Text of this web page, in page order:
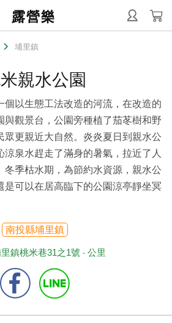
露營樂
埔里鎮
親水公園
個以生態工法改造的河流，在改造的
與觀景台，公園旁種植了茄苳樹和野
眾更親近大自然。炎炎夏日到親水公
涼泉水趕走了滿身的暑氣，拉近了人
冬季枯水期，為節約水資源，親水公
是可以在居高臨下的公園涼亭靜坐冥
南投縣埔里鎮
鎮桃米巷31之1號 ‧ 公里